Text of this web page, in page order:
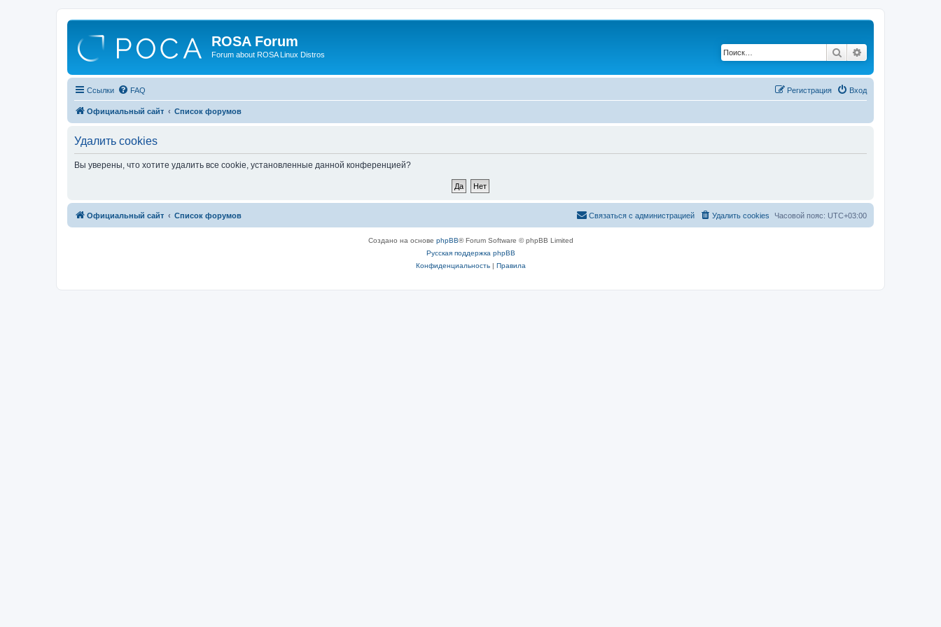
ROSA Forum
Forum about ROSA Linux Distros Поиск
Ссылки FAQ Вход
Регистрация
Официальный сайт Список форумов
Удалить cookies
Вы уверены, что хотите удалить все cookie, установленные данной конференцией?
Официальный сайт Список форумов Часовой пояс: UTC+03:00
Удалить cookies
Связаться с администрацией
Создано на основе phpBB® Forum Software © phpBB Limited
Русская поддержка phpBB
Конфиденциальность| Правила